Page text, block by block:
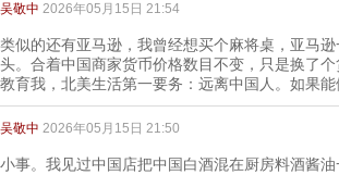
吴敬中 2026年05月15日 21:54
类似的还有亚马逊，我曾经想买个麻将桌，亚马
头。合着中国商家货币价格数目不变，只是换了
教育我，北美生活第一要务：远离中国人。如果
吴敬中 2026年05月15日 21:50
小事。我见过中国店把中国白酒混在厨房料酒酱